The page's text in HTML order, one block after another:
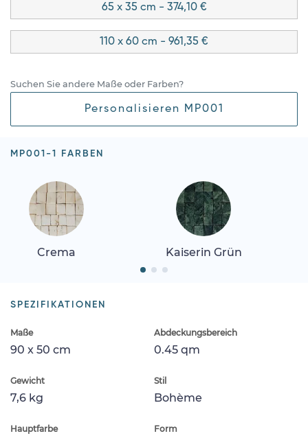
65 x 35 cm - 374,10 €
110 x 60 cm - 961,35 €
Suchen Sie andere Maße oder Farben?
Personalisieren MP001
MP001-1 FARBEN
Crema Kaiserin Grün
SPEZIFIKATIONEN
Maße
90 x 50 cm
Abdeckungsbereich
0.45 qm
Gewicht
7,6 kg
Stil
Bohème
Hauptfarbe Form